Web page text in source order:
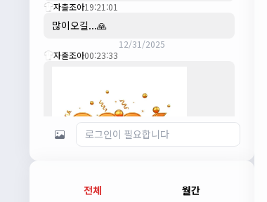
자출조아19:21:01
많이오길...🙏
12/31/2025
자출조아00:23:33
전체 월간